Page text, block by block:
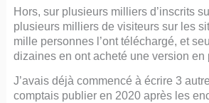
Hors, sur plusieurs milliers d’inscrits
plusieurs milliers de visiteurs sur les
mille personnes l’ont téléchargé, et
dizaines en ont acheté une version en
J’avais déjà commencé à écrire 3
comptais publier en 2020 après les